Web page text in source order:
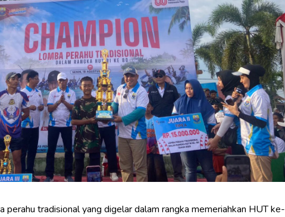
perahu tradisional yang digelar dalam rangka memeriahkan HUT ke-